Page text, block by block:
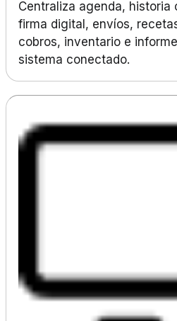
Centraliza agenda, historia
firma digital, envíos,
cobros, inventario e
sistema conectado.